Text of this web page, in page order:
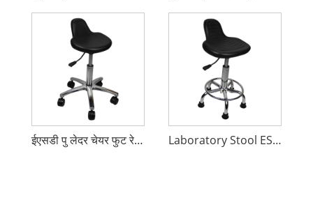
ईएसडी पु लेदर चेयर फुट रेस्ट Laboratory Stool ESD Chair